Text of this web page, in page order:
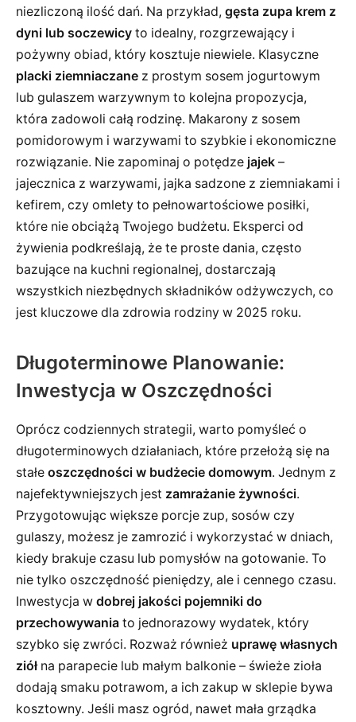
niezliczoną ilość dań. Na przykład, gęsta zupa krem z
dyni lub soczewicy to idealny, rozgrzewający i
pożywny obiad, który kosztuje niewiele. Klasyczne
placki ziemniaczane z prostym sosem jogurtowym
lub gulaszem warzywnym to kolejna propozycja,
która zadowoli całą rodzinę. Makarony z sosem
pomidorowym i warzywami to szybkie i ekonomiczne
rozwiązanie. Nie zapominaj o potędze jajek –
jajecznica z warzywami, jajka sadzone z ziemniakami i
kefirem, czy omlety to pełnowartościowe posiłki,
które nie obciążą Twojego budżetu. Eksperci od
żywienia podkreślają, że te proste dania, często
bazujące na kuchni regionalnej, dostarczają
wszystkich niezbędnych składników odżywczych, co
jest kluczowe dla zdrowia rodziny w 2025 roku.
Długoterminowe Planowanie:
Inwestycja w Oszczędności
Oprócz codziennych strategii, warto pomyśleć o
długoterminowych działaniach, które przełożą się na
stałe oszczędności w budżecie domowym. Jednym z
najefektywniejszych jest zamrażanie żywności.
Przygotowując większe porcje zup, sosów czy
gulaszy, możesz je zamrozić i wykorzystać w dniach,
kiedy brakuje czasu lub pomysłów na gotowanie. To
nie tylko oszczędność pieniędzy, ale i cennego czasu.
Inwestycja w dobrej jakości pojemniki do
przechowywania to jednorazowy wydatek, który
szybko się zwróci. Rozważ również uprawę własnych
ziółna parapecie lub małym balkonie – świeże zioła
dodają smaku potrawom, a ich zakup w sklepie bywa
kosztowny. Jeśli masz ogród, nawet mała grządka